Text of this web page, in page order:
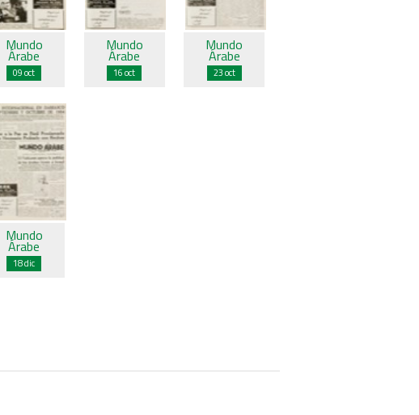
Mundo
Árabe
09 oct
Mundo
Árabe
16 oct
Mundo
Árabe
23 oct
Mundo
Árabe
18 dic